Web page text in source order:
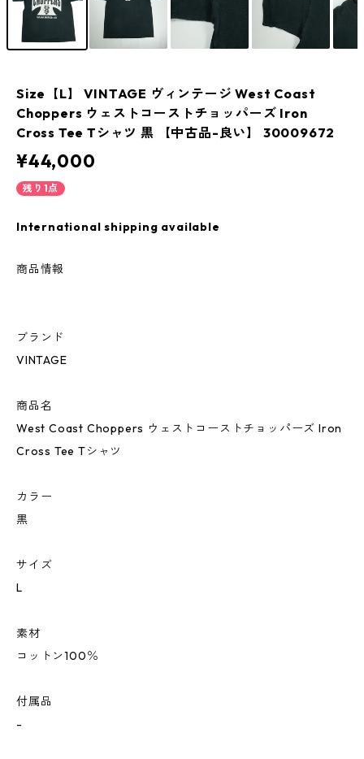
Size【L】 VINTAGE ヴィンテージ West Coast
Choppers ウェストコーストチョッパーズ Iron
Cross Tee Tシャツ 黒 【中古品-良い】 30009672
¥44,000
残り1点
International shipping available
商品情報
ブランド
VINTAGE
商品名
West Coast Choppers ウェストコーストチョッパーズ Iron
Cross Tee Tシャツ
カラー
黒
サイズ
L
素材
コットン100％
付属品
-